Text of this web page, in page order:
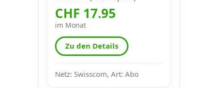
CHF 17.95
im Monat
Zu den Details
Netz: Swisscom, Art: Abo